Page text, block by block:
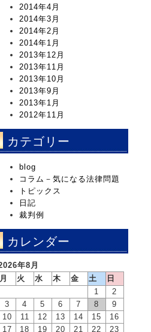
2014年4月
2014年3月
2014年2月
2014年1月
2013年12月
2013年11月
2013年10月
2013年9月
2013年1月
2012年11月
カテゴリー
blog
コラム－気になる法律問題
トピックス
日記
裁判例
カレンダー
年8月
月
火 水 木 金 土
日
1
2
3
4 5 6 7 8
9
10
11 12 13 14 15
16
17
18 19 20 21 22 23